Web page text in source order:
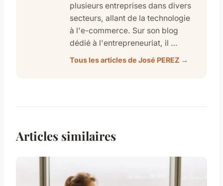
plusieurs entreprises dans divers
secteurs, allant de la technologie
à l'e-commerce. Sur son blog
dédié à l'entrepreneuriat, il …
Tous les articles de José PEREZ →
Articles similaires